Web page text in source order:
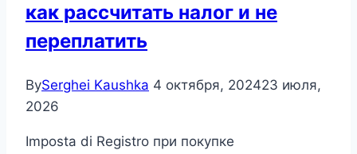
как рассчитать налог и не
переплатить
BySerghei Kaushka 4 октября, 202423 июля,
2026
Imposta di Registro при покупке